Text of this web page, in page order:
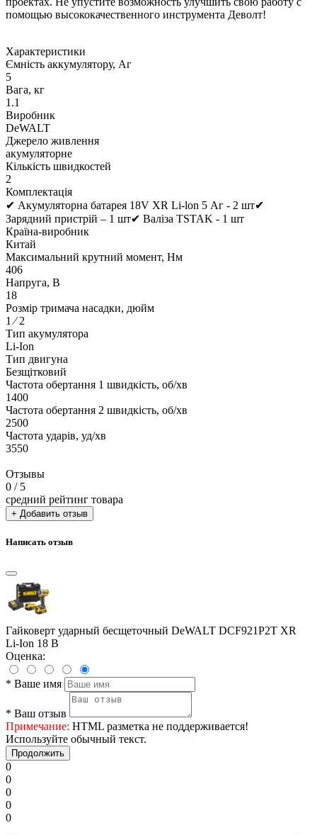
помощью высококачественного инструмента Деволт!
Характеристики
Ємність аккумулятору, Аг
5
Вага, кг
1.1
Виробник
DeWALT
Джерело живлення
акумуляторне
Кількість швидкостей
2
Комплектація
✔ Акумуляторна батарея 18V XR Li-lon 5 Аг - 2 шт✔
Зарядний пристрій – 1 шт✔ Валіза TSTAK - 1 шт
Країна-виробник
Китай
Максимальний крутний момент, Нм
406
Напруга, В
18
Розмір тримача насадки, дюйм
1 ⁄ 2
Тип акумулятора
Li-Ion
Тип двигуна
Безщітковий
Частота обертання 1 швидкість, об/хв
1400
Частота обертання 2 швидкість, об/хв
2500
Частота ударів, уд/хв
3550
Отзывы
0 / 5
средний рейтинг товара
+ Добавить отзыв
Написать отзыв
Гайковерт ударный бесщеточный DeWALT DCF921P2T XR
Li-Ion 18 В
Оценка:
* Ваше имя
* Ваш отзыв
Примечание: HTML разметка не поддерживается!
Используйте обычный текст.
Продолжить
0
0
0
0
0